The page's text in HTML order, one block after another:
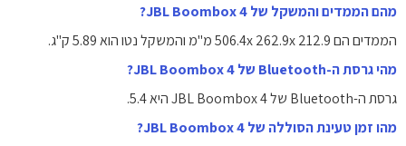
מהם הממדים והמשקל של JBL Boombox 4?
הממדים הם 506.4x 262.9x 212.9 מ"מ והמשקל נטו הוא 5.89 ק"ג.
מהי גרסת ה-Bluetooth של JBL Boombox 4?
גרסת ה-Bluetooth של JBL Boombox 4 היא 5.4.
מהו זמן טעינת הסוללה של JBL Boombox 4?